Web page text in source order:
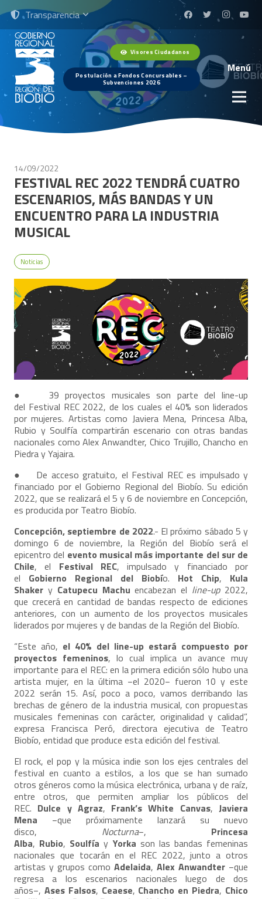
Transparencia
Visores Ciudadanos
Postulación a Fondos Concursables –
Subvenciones 2026
Menú
14/09/2022
FESTIVAL REC 2022 TENDRÁ CUATRO
ESCENARIOS, MÁS BANDAS Y UN
ENCUENTRO PARA LA INDUSTRIA
MUSICAL
Noticias
● 39 proyectos musicales son parte del line-up
del Festival REC 2022, de los cuales el 40% son liderados
por mujeres. Artistas como Javiera Mena, Princesa Alba,
Rubio y Soulfía compartirán escenario con otras bandas
nacionales como Alex Anwandter, Chico Trujillo, Chancho en
Piedra y Yajaira.
● De acceso gratuito, el Festival REC es impulsado y
financiado por el Gobierno Regional del Biobío. Su edición
2022, que se realizará el 5 y 6 de noviembre en Concepción,
es producida por Teatro Biobío.
Concepción, septiembre de 2022.- El próximo sábado 5 y
domingo 6 de noviembre, la Región del Biobío será el
epicentro del evento musical más importante del sur de
Chile, el Festival REC, impulsado y financiado por
el Gobierno Regional del Biobío. Hot Chip, Kula
Shaker y Catupecu Machu encabezan el line-up2022,
que crecerá en cantidad de bandas respecto de ediciones
anteriores, con un aumento de los proyectos musicales
liderados por mujeres y de bandas de la Región del Biobío.
“Este año, el 40% del line-up estará compuesto por
proyectos femeninos, lo cual implica un avance muy
importante para el REC: en la primera edición sólo hubo una
artista mujer, en la última −el 2020− fueron 10 y este
2022 serán 15. Así, poco a poco, vamos derribando las
brechas de género de la industria musical, con propuestas
musicales femeninas con carácter, originalidad y calidad”,
expresa Francisca Peró, directora ejecutiva de Teatro
Biobío, entidad que produce esta edición del festival.
El rock, el pop y la música indie son los ejes centrales del
festival en cuanto a estilos, a los que se han sumado
otros géneros como la música electrónica, urbana y de raíz,
entre otros, que permiten ampliar los públicos del
REC. Dulce y Agraz, Frank’s White Canvas,Javiera
Mena −que próximamente lanzará su nuevo
disco, Nocturna−, Princesa
Alba, Rubio, Soulfía y Yorka son las bandas femeninas
nacionales que tocarán en el REC 2022, junto a otros
artistas y grupos como Adelaida, Alex Anwandter −que
regresa a los escenarios nacionales luego de dos
años−, Ases Falsos, Ceaese, Chancho en Piedra, Chico